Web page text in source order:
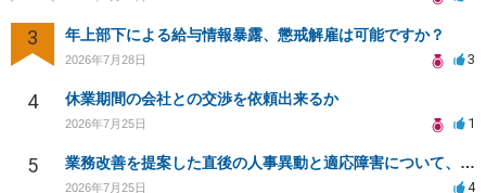
3 年上部下による給与情報暴露、懲戒解雇は可能ですか？
2026年7月28日 3
4 休業期間の会社との交渉を依頼出来るか
2026年7月25日 1
5 業務改善を提案した直後の人事異動と適応障害について、法的に問題があるか相談したいです。
2026年7月25日 4